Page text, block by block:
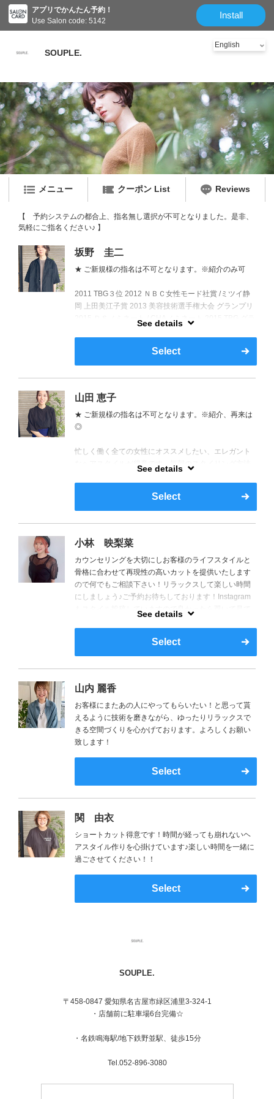
アプリでかんたん予約！
Use Salon code: 5142
Install
SOUPLE.
メニュー クーポン List Reviews
【 予約システムの都合上、指名無し選択が不可となりました。是非、
気軽にご指名ください♪ 】
坂野 圭二
★ ご新規様の指名は不可となります。※紹介のみ可
2011 TBG３位 2012 ＮＢＣ女性モード社賞 /ミツイ静
岡 上田美江子賞 2013 美容技術選手権大会 グランプリ
See details
Select
山田 恵子
★ ご新規様の指名は不可となります。※紹介、再来は
◎
忙しく働く全ての女性にオススメしたい、エレガント
に楽しい時間を過ごせると嬉しいです。なお、平日の
ご予約は２時までとさせて頂きますので、ご了承くだ
さい。
See details
Select
小林 映梨菜
カウンセリングを大切にしお客様のライフスタイルと
骨格に合わせて再現性の高いカットを提供いたします
ので何でもご相談下さい！リラックスして楽しい時間
にしましょう♪ご予約お待ちしております！Instagram
See details
Select
山内 麗香
お客様にまたあの人にやってもらいたい！と思って貰
えるように技術を磨きながら、ゆったりリラックスで
きる空間づくりを心かげております。よろしくお願い
致します！
Select
関 由衣
ショートカット得意です！時間が経っても崩れないヘ
アスタイル作りを心掛けています♪楽しい時間を一緒に
過ごさせてください！！
Select
SOUPLE.
〒458-0847 愛知県名古屋市緑区浦里3-324-1
・店舗前に駐車場6台完備☆
・名鉄鳴海駅/地下鉄野並駅、徒歩15分
Tel.052-896-3080